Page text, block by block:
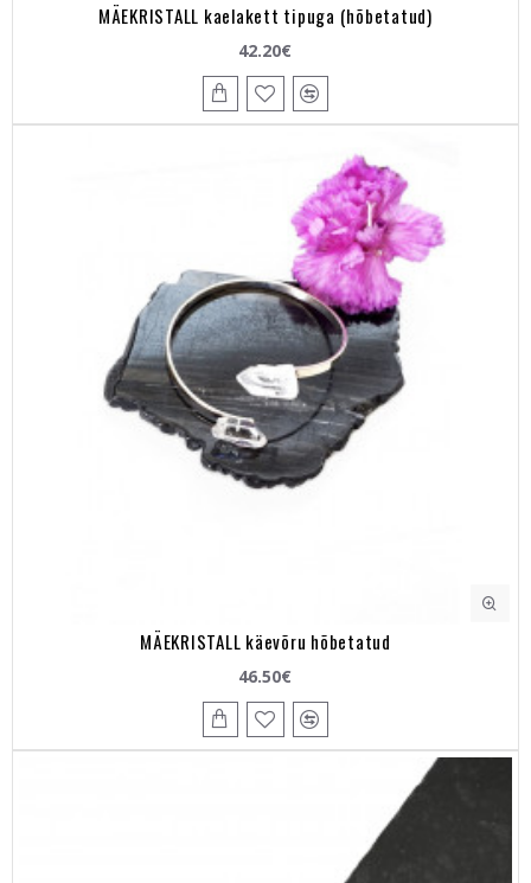
MÄEKRISTALL kaelakett tipuga (hõbetatud)
42.20€
MÄEKRISTALL käevõru hõbetatud
46.50€